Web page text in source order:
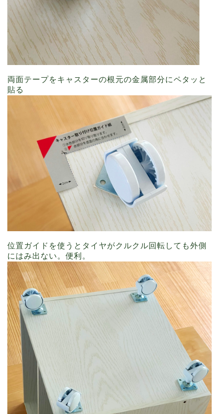
両面テープをキャスターの根元の金属部分にペタッと
貼る
位置ガイドを使うとタイヤがクルクル回転しても外側
にはみ出ない。便利。